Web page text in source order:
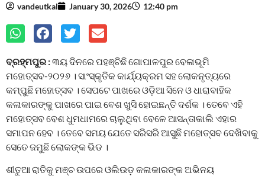
vandeutkal January 30, 2026 12:40 pm
ବ୍ରହ୍ମପୁର :୩ୟ ଦିନରେ ପହଞ୍ଚିଛି ଗୋପାଳପୁର ବେଳାଭୂମି
ମହୋତ୍ସବ-୨୦୨୬ । ସାଂସ୍କୃତିକ କାର୍ଯ୍ୟକ୍ରମ ସହ ଲୋକନୃତ୍ୟରେ
କମ୍ପୁଛି ମହୋତ୍ସବ । ସେପଟେ ପାଖରେ ଓଡ଼ିଆ ସିନେ ଓ ଧାରାବାହିକ
କଳାକାରଙ୍କୁ ପାଖରେ ପାଇ ବେଶ ଖୁସି ହୋଇଛନ୍ତି ଦର୍ଶକ । ତେବେ ଏହି
ମହୋତ୍ସବ ବେଶ ଧୁମଧାମରେ ଚାଲୁଥିବା ବେଳେ ଆସନ୍ତାକାଲି ଏହାର
ସମାପନ ହେବ । ତେବେ ସମୟ ଯେତେ ସରିସରି ଆସୁଛି ମହୋତ୍ସବ ଦେଖିବାକୁ
ସେତେ ଜମୁଛି ଲୋକଙ୍କ ଭିଡ ।
ଶୀତୁଆ ରାତିକୁ ମଞ୍ଚ ଉପରେ ଓଲିଉଡ଼ କଳାକାରଙ୍କ ଅଭିନୟ